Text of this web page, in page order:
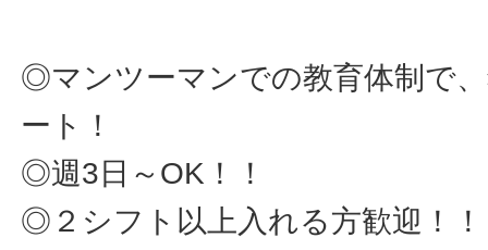
◎マンツーマンでの教育体制で
ート！
◎週3日～OK！！
◎２シフト以上入れる方歓迎！！